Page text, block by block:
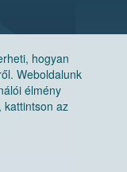
hogyan
Weboldalunk
élmény
kattintson az